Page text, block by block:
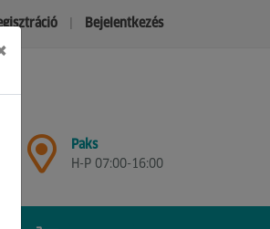
Bejelentkezés
Paks
H-P 07:00-16:00